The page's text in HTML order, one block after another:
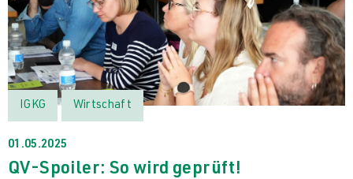
IGKG Wirtschaft
01.05.2025
QV-Spoiler: So wird geprüft!